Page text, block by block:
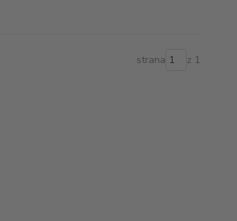
strana z 1